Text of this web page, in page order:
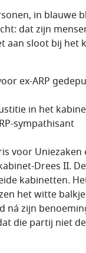
in blauwe
dat zijn
aan sloot bij het
ex-ARP
in het
sympathisant
voor Uniezaken
Drees II.
kabinetten.
het witte
ná zijn
die partij niet